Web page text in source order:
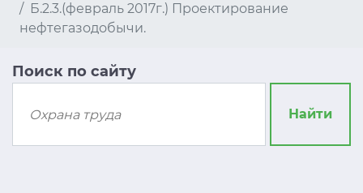
Б.2.3.(февраль 2017г.) Проектирование
нефтегазодобычи.
Поиск по сайту
Найти